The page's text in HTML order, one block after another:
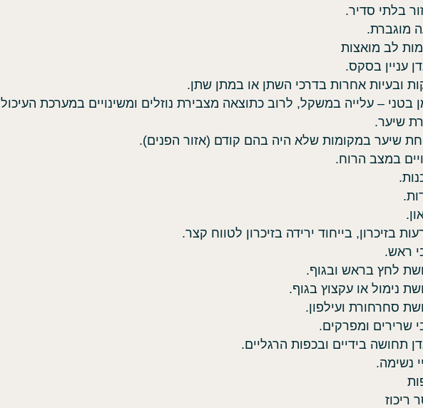
בלתי סדיר.
מוגברת.
לב מואצות
עניין בסקס.
ובעיות אחרות בדרכי השתן או במתן שתן.
בטני – עלייה במשקל, לרוב כתוצאה מצבירת נוזלים ומשינויים במערכת
שיער.
שיער במקומות שלא היה בהם קודם (אזור הפנים).
במצב הרוח.
בזיכרון, בייחוד ירידה בזיכרון לטווח קצר.
ראש.
לחץ בראש ובגוף.
נימול או עקצוץ בגוף.
סחרחורת ועילפון.
שרירים ומפרקים.
תחושה בידיים ובכפות הרגליים.
נשימה.
ריכוז